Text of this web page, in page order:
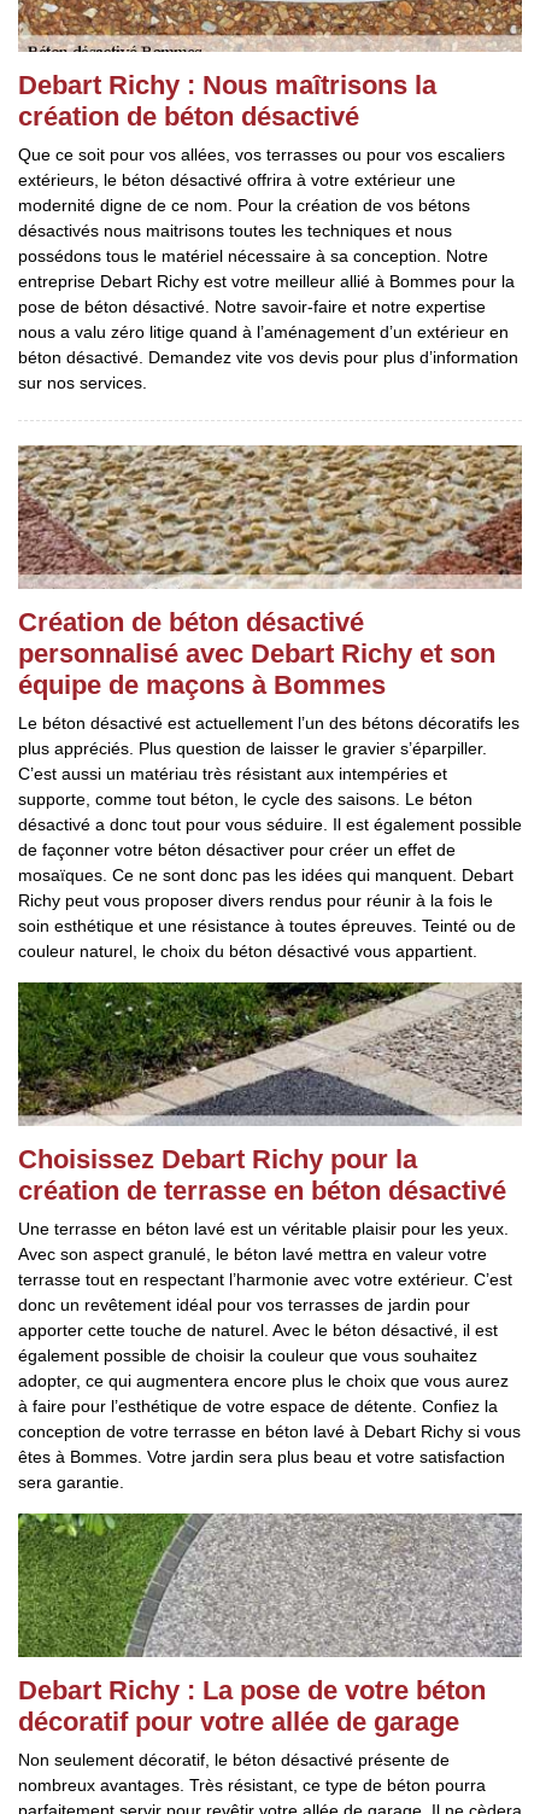
Debart Richy : Nous maîtrisons la
création de béton désactivé
Que ce soit pour vos allées, vos terrasses ou pour vos escaliers
extérieurs, le béton désactivé offrira à votre extérieur une
modernité digne de ce nom. Pour la création de vos bétons
désactivés nous maitrisons toutes les techniques et nous
possédons tous le matériel nécessaire à sa conception. Notre
entreprise Debart Richy est votre meilleur allié à Bommes pour la
pose de béton désactivé. Notre savoir-faire et notre expertise
nous a valu zéro litige quand à l’aménagement d’un extérieur en
béton désactivé. Demandez vite vos devis pour plus d’information
sur nos services.
Création de béton désactivé
personnalisé avec Debart Richy et son
équipe de maçons à Bommes
Le béton désactivé est actuellement l’un des bétons décoratifs les
plus appréciés. Plus question de laisser le gravier s’éparpiller.
C’est aussi un matériau très résistant aux intempéries et
supporte, comme tout béton, le cycle des saisons. Le béton
désactivé a donc tout pour vous séduire. Il est également possible
de façonner votre béton désactiver pour créer un effet de
mosaïques. Ce ne sont donc pas les idées qui manquent. Debart
Richy peut vous proposer divers rendus pour réunir à la fois le
soin esthétique et une résistance à toutes épreuves. Teinté ou de
couleur naturel, le choix du béton désactivé vous appartient.
Choisissez Debart Richy pour la
création de terrasse en béton désactivé
Une terrasse en béton lavé est un véritable plaisir pour les yeux.
Avec son aspect granulé, le béton lavé mettra en valeur votre
terrasse tout en respectant l’harmonie avec votre extérieur. C’est
donc un revêtement idéal pour vos terrasses de jardin pour
apporter cette touche de naturel. Avec le béton désactivé, il est
également possible de choisir la couleur que vous souhaitez
adopter, ce qui augmentera encore plus le choix que vous aurez
à faire pour l’esthétique de votre espace de détente. Confiez la
conception de votre terrasse en béton lavé à Debart Richy si vous
êtes à Bommes. Votre jardin sera plus beau et votre satisfaction
sera garantie.
Debart Richy : La pose de votre béton
décoratif pour votre allée de garage
Non seulement décoratif, le béton désactivé présente de
nombreux avantages. Très résistant, ce type de béton pourra